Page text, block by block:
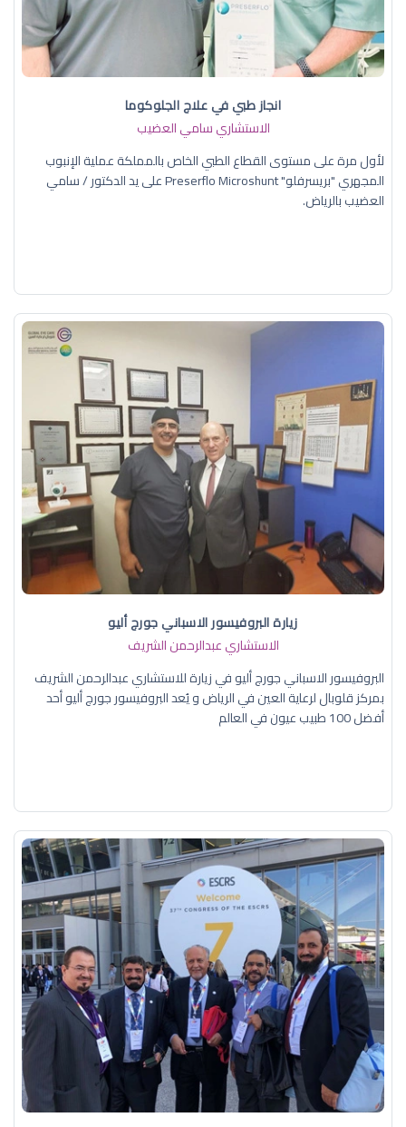
انجاز طبي في علاج الجلوكوما
الاستشاري سامي العضيب
لأول مرة على مستوى القطاع الطبي الخاص بالمملكة عملية الإنبوب
المجهري "بريسرفلو" Preserflo Microshunt على يد الدكتور / سامي
العضيب بالرياض.
زيارة البروفيسور الاسباني جورج أليو
الاستشاري عبدالرحمن الشريف
البروفيسور الاسباني جورج أليو في زيارة للاستشاري عبدالرحمن الشريف
بمركز قلوبال لرعاية العين في الرياض و يُعد البروفيسور جورج أليو أحد
أفضل 100 طبيب عيون في العالم